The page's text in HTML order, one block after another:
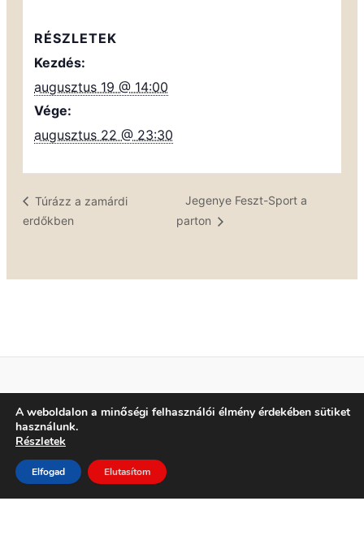
RÉSZLETEK
Kezdés:
augusztus 19 @ 14:00
Vége:
augusztus 22 @ 23:30
Túrázz a zamárdi
erdőkben
Jegenye Feszt-Sport a
parton
Adatkezelési tájékoztató
A weboldalon a minőségi felhasználói élmény érdekében sütiket
használunk.
Részletek
Elfogad Elutasítom